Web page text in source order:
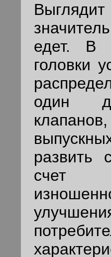
едет. В
головки
один
развить
счет